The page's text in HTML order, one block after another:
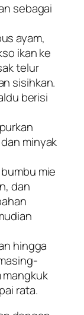
sebagai
ayam,
ikan ke
telur
sisihkan.
berisi
minyak
mie
dan
hingga
mangkuk
rata.